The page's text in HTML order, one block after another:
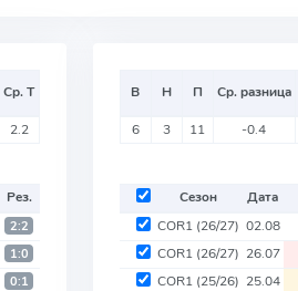
Ср. Т
2.2
Рез.
2:2
1:0
0:1
В Н П Ср. разница
6 3 11 -0.4
Сезон Дата
COR1 (26/27) 02.08
COR1 (26/27) 26.07
COR1 (25/26) 25.04